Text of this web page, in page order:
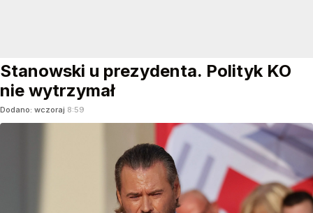
Stanowski u prezydenta. Polityk KO
nie wytrzymał
Dodano: wczoraj 8:59